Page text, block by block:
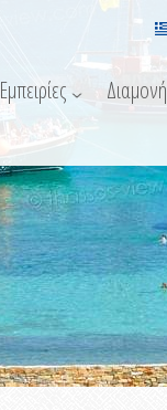
Εμπειρίες Διαμονή